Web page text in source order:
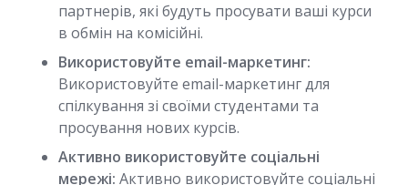
партнерів, які будуть просувати ваші курси
в обмін на комісійні.
Використовуйте email-маркетинг:
Використовуйте email-маркетинг для
спілкування зі своїми студентами та
просування нових курсів.
Активно використовуйте соціальні
мережі: Активно використовуйте соціальні